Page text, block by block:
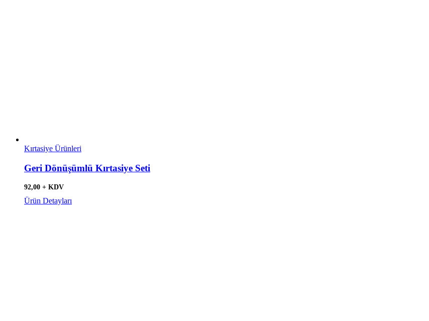
Kırtasiye Ürünleri
Geri Dönüşümlü Kırtasiye Seti
92,00 + KDV
Ürün Detayları